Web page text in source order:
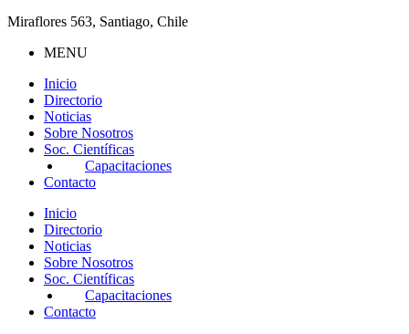
Miraflores 563, Santiago, Chile
MENU
Inicio
Directorio
Noticias
Sobre Nosotros
Soc. Científicas
Capacitaciones
Contacto
Inicio
Directorio
Noticias
Sobre Nosotros
Soc. Científicas
Capacitaciones
Contacto